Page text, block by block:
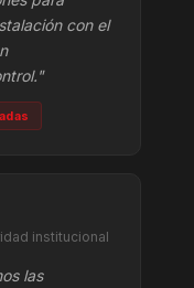
con el
institucional
las